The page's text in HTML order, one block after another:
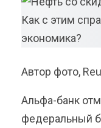
Автор фото,
Альфа-банк
федеральный